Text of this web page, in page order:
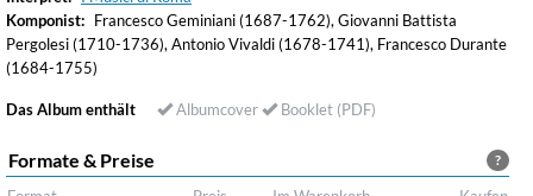
Komponist: Francesco Geminiani (1687-1762), Giovanni Battista
Pergolesi (1710-1736), Antonio Vivaldi (1678-1741), Francesco Durante
(1684-1755)
Das Album enthält Albumcover Booklet (PDF)
?
Formate & Preise